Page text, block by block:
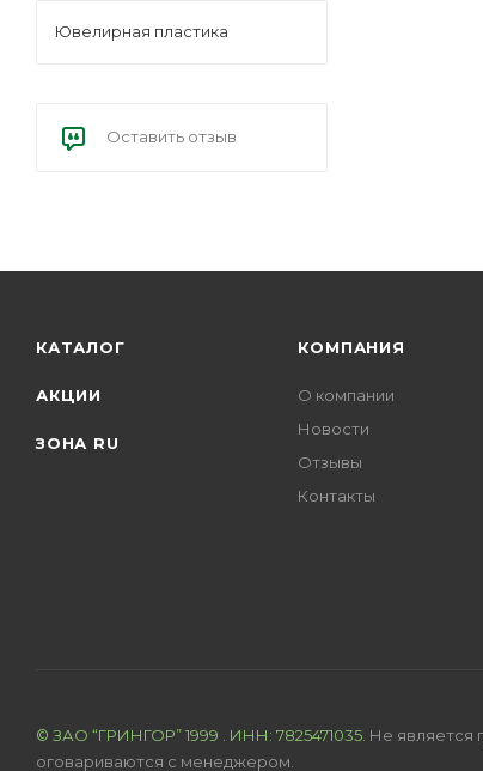
Ювелирная пластика
Оставить отзыв
КАТАЛОГ
АКЦИИ
ЗОНА RU
КОМПАНИЯ
О компании
Новости
Отзывы
Контакты
© ЗАО “ГРИНГОР”1999 . ИНН: 7825471035. Не является
оговариваются с менеджером.